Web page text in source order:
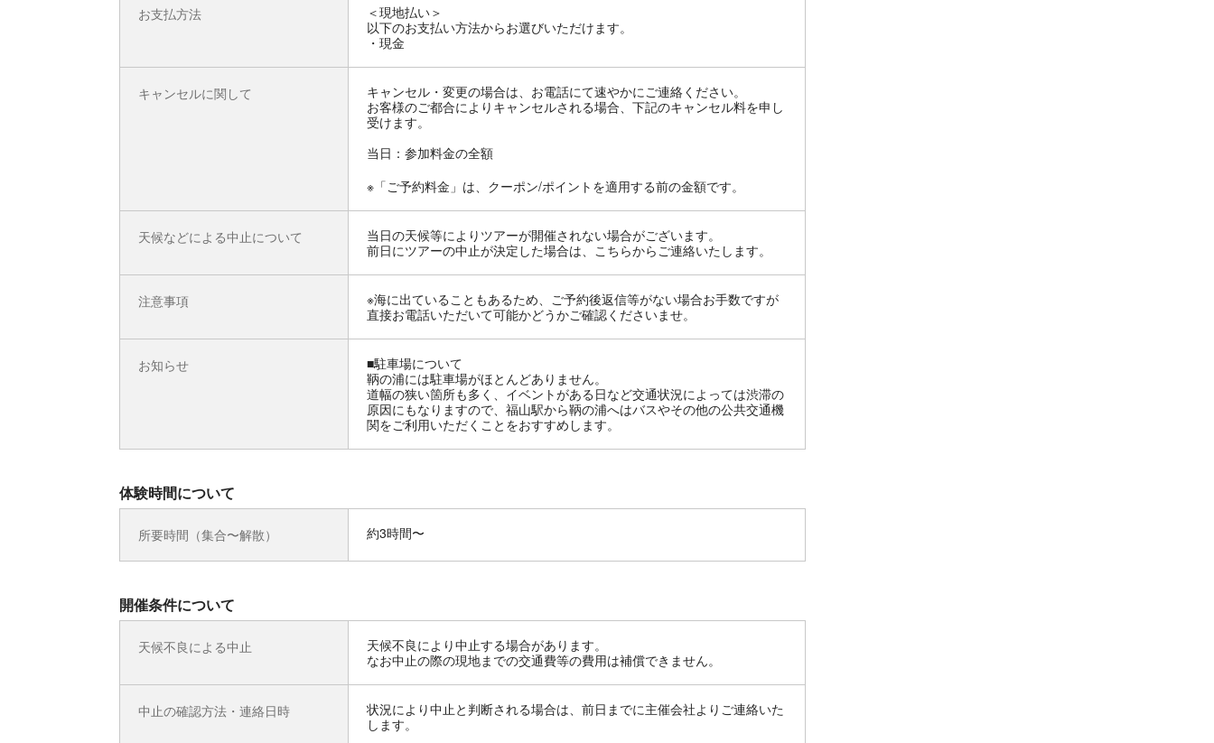
お支払方法
＜現地払い＞
以下のお支払い方法からお選びいただけます。
・現金
キャンセルに関して
キャンセル・変更の場合は、お電話にて速やかにご連絡ください。
お客様のご都合によりキャンセルされる場合、下記のキャンセル料を申し
受けます。
当日：参加料金の全額
※「ご予約料金」は、クーポン/ポイントを適用する前の金額です。
天候などによる中止について
当日の天候等によりツアーが開催されない場合がございます。
前日にツアーの中止が決定した場合は、こちらからご連絡いたします。
注意事項
※海に出ていることもあるため、ご予約後返信等がない場合お手数ですが
直接お電話いただいて可能かどうかご確認くださいませ。
お知らせ
■駐車場について
鞆の浦には駐車場がほとんどありません。
道幅の狭い箇所も多く、イベントがある日など交通状況によっては渋滞の
原因にもなりますので、福山駅から鞆の浦へはバスやその他の公共交通機
関をご利用いただくことをおすすめします。
体験時間について
所要時間（集合〜解散） 約3時間〜
開催条件について
天候不良による中止
天候不良により中止する場合があります。
なお中止の際の現地までの交通費等の費用は補償できません。
中止の確認方法・連絡日時
状況により中止と判断される場合は、前日までに主催会社よりご連絡いた
します。